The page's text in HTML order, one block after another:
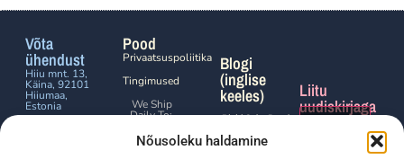
Nõusoleku haldamine
Võta
ühendust
Hiiu mnt. 13,
Käina, 92101
Hiiumaa,
Estonia
Pood
Privaatsuspoliitika
Tingimused
We Ship
Daily To:
Eesti
Finland
Blogi
(inglise
keeles)
Rigid Solar Panel
Boats: A Smarter
Way to Add Solar
Liitu
uudiskirjaga